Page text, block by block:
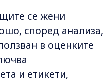
се жени
според анализа,
в оценките
и етикети,